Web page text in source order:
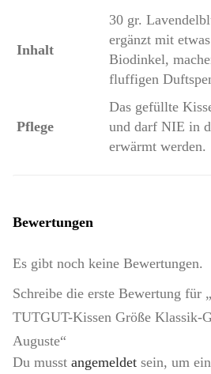
Inhalt
30 gr.
ergänzt mit
Biodinkel,
fluffigen
Pflege
Das gefüllte
und darf NIE in
erwärmt werden.
Bewertungen
Es gibt noch keine Bewertungen.
Schreibe die erste Bewertung für
TUTGUT-Kissen Größe Klassik-
Auguste“
Du musst angemeldet sein, um